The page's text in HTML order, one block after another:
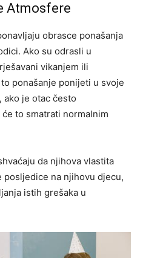
Atmosfere
obrasce ponašanja
Ako su odrasli u
vikanjem ili
ponašanje ponijeti u svoje
ako je otac često
to smatrati normalnim
da njihova vlastita
posljedice na njihovu djecu,
istih grešaka u